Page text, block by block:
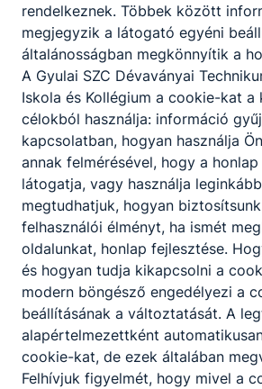
Nem vettek fel? Semmi pánik, van egy
szuper B-tervünk! Ne töltsd tétlenül az
előtted álló évet! Tanulj gyakorlatias
szakmát a Dévaványai
Képzéseink érettségivel
Fodrász - Kisgyermekgondozó, -
Informatikai rendszer- és alkalmazás-
üzemeltető technikus Az első és a második
szakma megszerzése mindenki
ingyenes.
2026. júl. 21. Földi Zoltán
INFORMÁCIÓK a nyári szünetre
rendelkeznek. Többek között
megjegyzik a látogató egyéni
általánosságban megkönnyítik a
A Gyulai SZC Dévaványai
Iskola és Kollégium a cookie-kat a
célokból használja: információ
kapcsolatban, hogyan használja
annak felmérésével, hogy a
látogatja, vagy használja
megtudhatjuk, hogyan
felhasználói élményt, ha ismét
oldalunkat, honlap fejlesztése.
és hogyan tudja kikapcsolni a
modern böngésző engedélyezi a
beállításának a változtatását. A
alapértelmezettként
cookie-kat, de ezek általában
Felhívjuk figyelmét, hogy mivel a